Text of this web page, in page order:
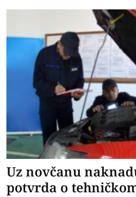
Uz novčanu
potvrda o